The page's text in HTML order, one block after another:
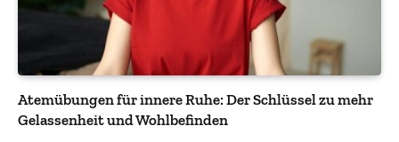
Atemübungen für innere Ruhe: Der Schlüssel zu mehr
Gelassenheit und Wohlbefinden